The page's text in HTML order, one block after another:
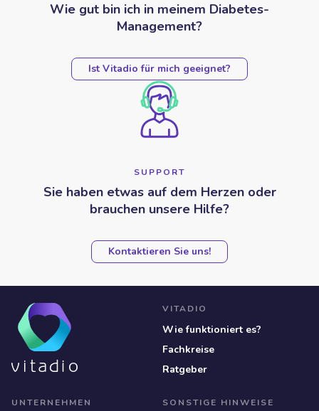
Wie gut bin ich in meinem Diabetes-
Management?
Ist Vitadio für mich geeignet?
SUPPORT
Sie haben etwas auf dem Herzen oder
brauchen unsere Hilfe?
Kontaktieren Sie uns!
VITADIO
Wie funktioniert es?
Fachkreise
Ratgeber
UNTERNEHMEN SONSTIGE HINWEISE